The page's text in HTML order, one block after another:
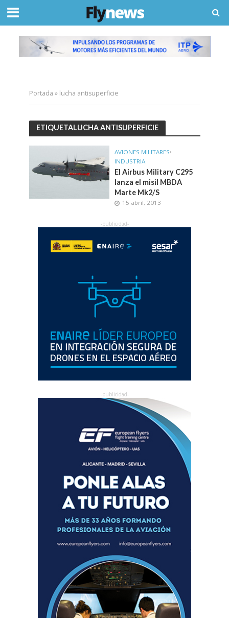
Portada » lucha antisuperficie
ETIQUETALUCHA ANTISUPERFICIE
AVIONES MILITARES•
INDUSTRIA
El Airbus Military C295
lanza el misil MBDA
Marte Mk2/S
15 abril, 2013